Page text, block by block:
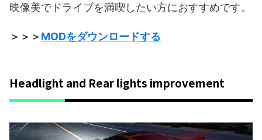
映像美でドライブを満喫したい方におすすめです。
＞＞＞MODをダウンロードする
Headlight and Rear lights improvement